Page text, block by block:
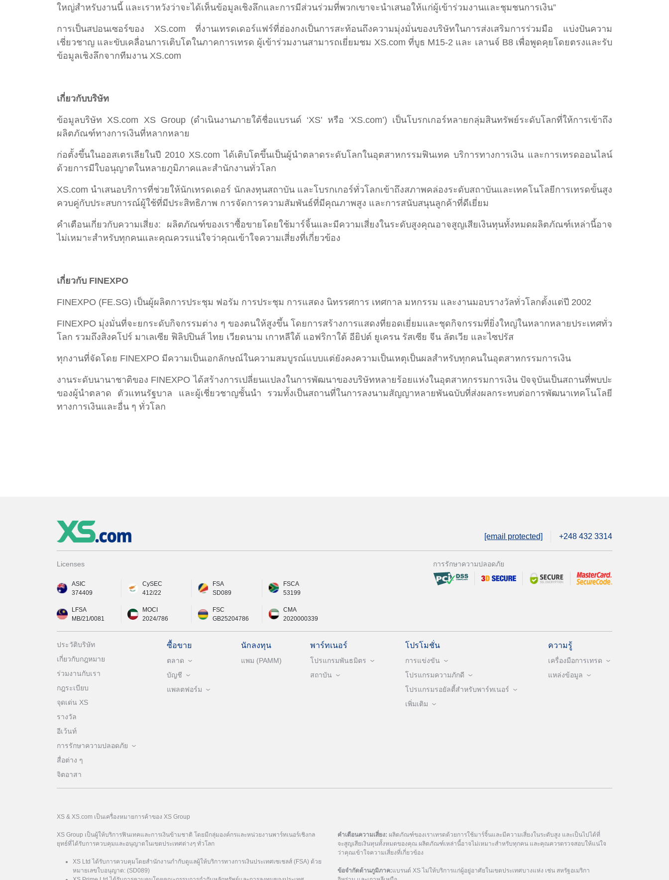
ใหญ่สำหรับงานนี้ และเราหวังว่าจะได้เห็นข้อมูลเชิงลึกและการมีส่วนร่วมที่พวกเขาจะนำเสนอให้แก่ผู้เข้าร่วมงานและชุมชนการเงิน”
การเป็นสปอนเซอร์ของ XS.com ที่งานเทรดเดอร์แฟร์ที่ฮ่องกงเป็นการสะท้อนถึงความมุ่งมั่นของบริษัทในการส่งเสริมการร่วมมือ แบ่งปันความ
เชี่ยวชาญ และขับเคลื่อนการเติบโตในภาคการเทรด ผู้เข้าร่วมงานสามารถเยี่ยมชม XS.com ที่บูธ M15-2 และ เลานจ์ B8 เพื่อพูดคุยโดยตรงและรับ
ข้อมูลเชิงลึกจากทีมงาน XS.com
เกี่ยวกับบริษัท
ข้อมูลบริษัท XS.com XS Group (ดำเนินงานภายใต้ชื่อแบรนด์ ‘XS’ หรือ ‘XS.com’) เป็นโบรกเกอร์หลายกลุ่มสินทรัพย์ระดับโลกที่ให้การเข้าถึง
ผลิตภัณฑ์ทางการเงินที่หลากหลาย
ก่อตั้งขึ้นในออสเตรเลียในปี 2010 XS.com ได้เติบโตขึ้นเป็นผู้นำตลาดระดับโลกในอุตสาหกรรมฟินเทค บริการทางการเงิน และการเทรดออนไลน์
ด้วยการมีใบอนุญาตในหลายภูมิภาคและสำนักงานทั่วโลก
XS.com นำเสนอบริการที่ช่วยให้นักเทรดเดอร์ นักลงทุนสถาบัน และโบรกเกอร์ทั่วโลกเข้าถึงสภาพคล่องระดับสถาบันและเทคโนโลยีการเทรดขั้นสูง
ควบคู่กับประสบการณ์ผู้ใช้ที่มีประสิทธิภาพ การจัดการความสัมพันธ์ที่มีคุณภาพสูง และการสนับสนุนลูกค้าที่ดีเยี่ยม
คำเตือนเกี่ยวกับความเสี่ยง: ผลิตภัณฑ์ของเราซื้อขายโดยใช้มาร์จิ้นและมีความเสี่ยงในระดับสูงคุณอาจสูญเสียเงินทุนทั้งหมดผลิตภัณฑ์เหล่านี้อาจ
ไม่เหมาะสำหรับทุกคนและคุณควรแน่ใจว่าคุณเข้าใจความเสี่ยงที่เกี่ยวข้อง
เกี่ยวกับ FINEXPO
FINEXPO (FE.SG) เป็นผู้ผลิตการประชุม ฟอรัม การประชุม การแสดง นิทรรศการ เทศกาล มหกรรม และงานมอบรางวัลทั่วโลกตั้งแต่ปี 2002
FINEXPO มุ่งมั่นที่จะยกระดับกิจกรรมต่าง ๆ ของตนให้สูงขึ้น โดยการสร้างการแสดงที่ยอดเยี่ยมและชุดกิจกรรมที่ยิ่งใหญ่ในหลากหลายประเทศทั่ว
โลก รวมถึงสิงคโปร์ มาเลเซีย ฟิลิปปินส์ ไทย เวียดนาม เกาหลีใต้ แอฟริกาใต้ อียิปต์ ยูเครน รัสเซีย จีน ลัตเวีย และไซปรัส
ทุกงานที่จัดโดย FINEXPO มีความเป็นเอกลักษณ์ในความสมบูรณ์แบบแต่ยังคงความเป็นเหตุเป็นผลสำหรับทุกคนในอุตสาหกรรมการเงิน
งานระดับนานาชาติของ FINEXPO ได้สร้างการเปลี่ยนแปลงในการพัฒนาของบริษัทหลายร้อยแห่งในอุตสาหกรรมการเงิน ปัจจุบันเป็นสถานที่พบปะ
ของผู้นำตลาด ตัวแทนรัฐบาล และผู้เชี่ยวชาญชั้นนำ รวมทั้งเป็นสถานที่ในการลงนามสัญญาหลายพันฉบับที่ส่งผลกระทบต่อการพัฒนาเทคโนโลยี
ทางการเงินและอื่น ๆ ทั่วโลก
[email protected] +248 432 3314
Licenses
ASIC
374409
CySEC
412/22
FSA
SD089
FSCA
53199
LFSA
MB/21/0081
MOCI
2024/786
FSC
GB25204786
CMA
2020000339
การรักษาความปลอดภัย
ประวัติบริษัท
เกี่ยวกับกฎหมาย
ร่วมงานกับเรา
กฎระเบียบ
จุดเด่น XS
รางวัล
อีเว้นท์
การรักษาความปลอดภัย
สื่อต่าง ๆ
จิตอาสา
ซื้อขาย
ตลาด
บัญชี
แพลตฟอร์ม
นักลงทุน
แพม (PAMM)
พาร์ทเนอร์
โปรแกรมพันธมิตร
สถาบัน
โปรโมชั่น
การแข่งขัน
โปรแกรมความภักดี
โปรแกรมรอยัลตี้สำหรับพาร์ทเนอร์
เพิ่มเติม
ความรู้
เครื่องมือการเทรด
แหล่งข้อมูล
XS & XS.com เป็นเครื่องหมายการค้าของ XS Group
XS Group เป็นผู้ให้บริการฟินเทคและการเงินข้ามชาติ โดยมีกลุ่มองค์กรและหน่วยงานพาร์ทเนอร์เชิงกล
ยุทธ์ที่ได้รับการควบคุมและอนุญาตในเขตประเทศต่างๆ ทั่วโลก
XS Ltd ได้รับการควบคุมโดยสำนักงานกำกับดูแลผู้ให้บริการทางการเงินประเทศเซเชลส์ (FSA) ด้วย
หมายเลขใบอนุญาต: (SD089)
คำเตือนความเสี่ยง: ผลิตภัณฑ์ของเราเทรดด้วยการใช้มาร์จิ้นและมีความเสี่ยงในระดับสูง และเป็นไปได้ที่
จะสูญเสียเงินทุนทั้งหมดของคุณ ผลิตภัณฑ์เหล่านี้อาจไม่เหมาะสำหรับทุกคน และคุณควรตรวจสอบให้แน่ใจ
ว่าคุณเข้าใจความเสี่ยงที่เกี่ยวข้อง
ข้อจำกัดด้านภูมิภาค:แบรนด์ XS ไม่ให้บริการแก่ผู้อยู่อาศัยในเขตประเทศบางแห่ง เช่น สหรัฐอเมริกา